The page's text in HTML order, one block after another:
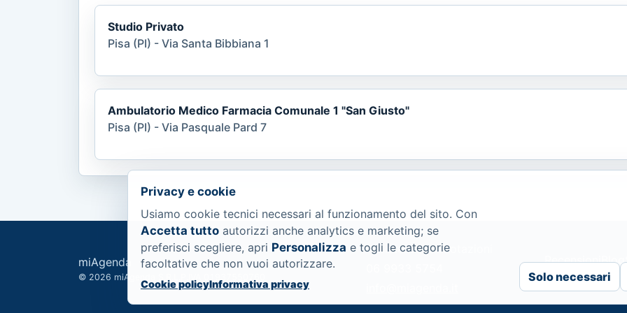
Studio Privato
Pisa (PI) - Via Santa Bibbiana 1
Ambulatorio Medico Farmacia Comunale 1 "San Giusto"
Pisa (PI) - Via Pasquale Pard 7
miAgenda
© 2026 miAgenda S.R.L.
Assistenza prenotazioni
RecensioniBlog
Privacy e cookie
Usiamo cookie tecnici necessari al funzionamento del sito. Con
Accetta tutto autorizzi anche analytics e marketing; se
preferisci scegliere, apri Personalizza e togli le categorie
facoltative che non vuoi autorizzare.
Cookie policyInformativa privacy
Solo necessari